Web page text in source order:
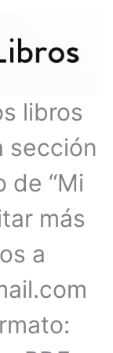
libros
sección
de “Mi
más
a